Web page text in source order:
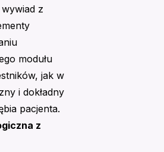
z
modułu
jak w
i dokładny
pacjenta.
z